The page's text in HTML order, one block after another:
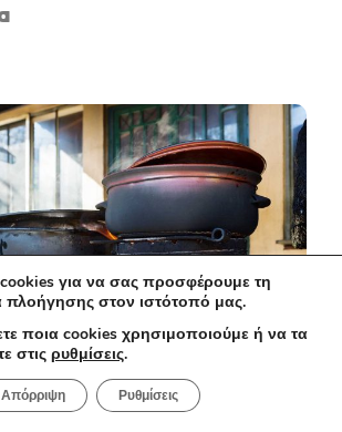
για να σας προσφέρουμε τη
πλοήγησης στον ιστότοπό μας.
ποια cookies χρησιμοποιούμε ή να τα
στις ρυθμίσεις.
Απόρριψη Ρυθμίσεις